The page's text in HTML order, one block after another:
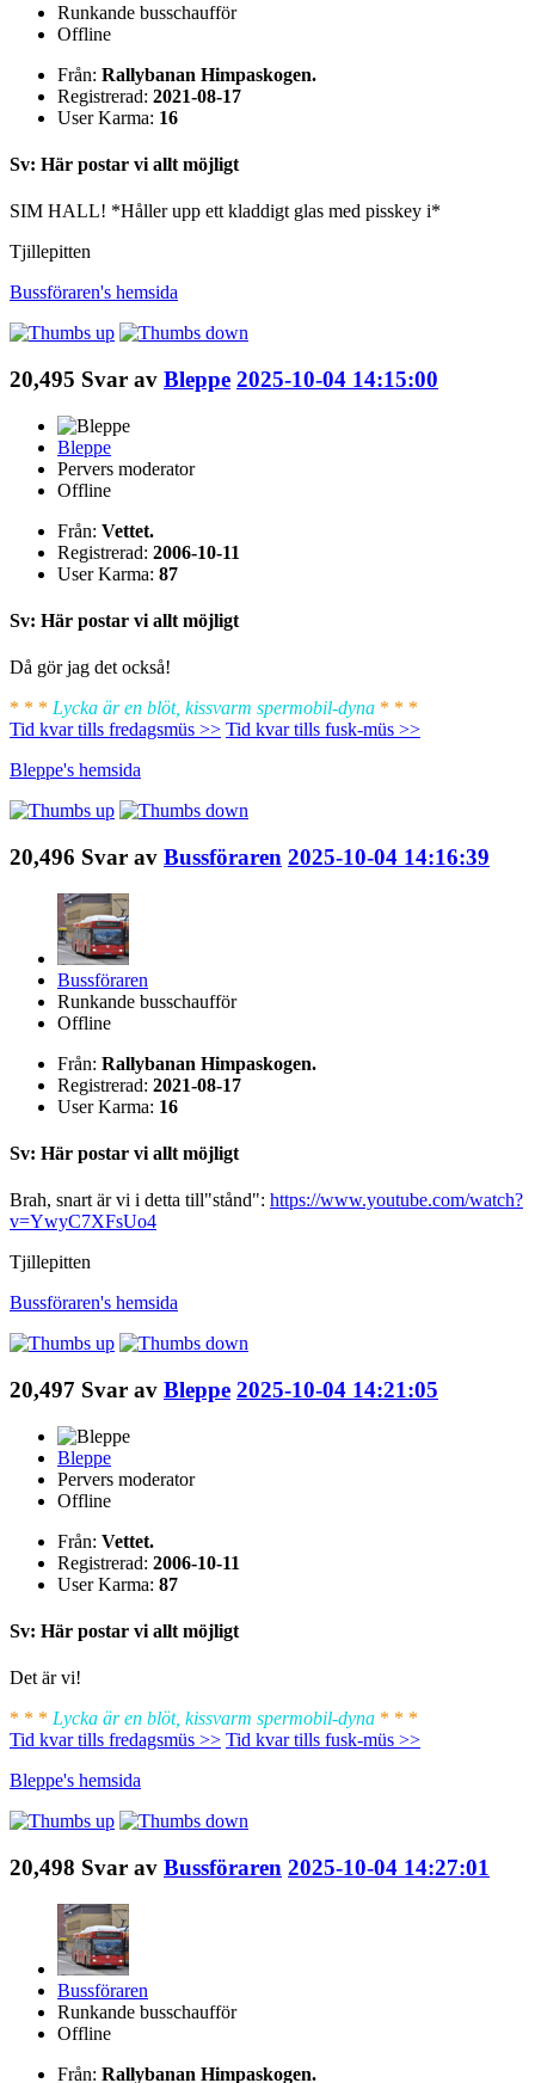
Runkande busschaufför
Offline
Från: Rallybanan Himpaskogen.
Registrerad: 2021-08-17
User Karma: 16
Sv: Här postar vi allt möjligt
SIM HALL! *Håller upp ett kladdigt glas med pisskey i*
Tjillepitten
Bussföraren's hemsida
20,495 Svar av Bleppe 2025-10-04 14:15:00
Bleppe
Pervers moderator
Offline
Från: Vettet.
Registrerad: 2006-10-11
User Karma: 87
Sv: Här postar vi allt möjligt
Då gör jag det också!
* * * Lycka är en blöt, kissvarm spermobil-dyna * * *
Tid kvar tills fredagsmüs >> Tid kvar tills fusk-müs >>
Bleppe's hemsida
20,496 Svar av Bussföraren 2025-10-04 14:16:39
Bussföraren
Runkande busschaufför
Offline
Från: Rallybanan Himpaskogen.
Registrerad: 2021-08-17
User Karma: 16
Sv: Här postar vi allt möjligt
Brah, snart är vi i detta till"stånd": https://www.youtube.com/watch?
v=YwyC7XFsUo4
Tjillepitten
Bussföraren's hemsida
20,497 Svar av Bleppe 2025-10-04 14:21:05
Bleppe
Pervers moderator
Offline
Från: Vettet.
Registrerad: 2006-10-11
User Karma: 87
Sv: Här postar vi allt möjligt
Det är vi!
* * * Lycka är en blöt, kissvarm spermobil-dyna * * *
Tid kvar tills fredagsmüs >> Tid kvar tills fusk-müs >>
Bleppe's hemsida
20,498 Svar av Bussföraren 2025-10-04 14:27:01
Bussföraren
Runkande busschaufför
Offline
Från: Rallybanan Himpaskogen.